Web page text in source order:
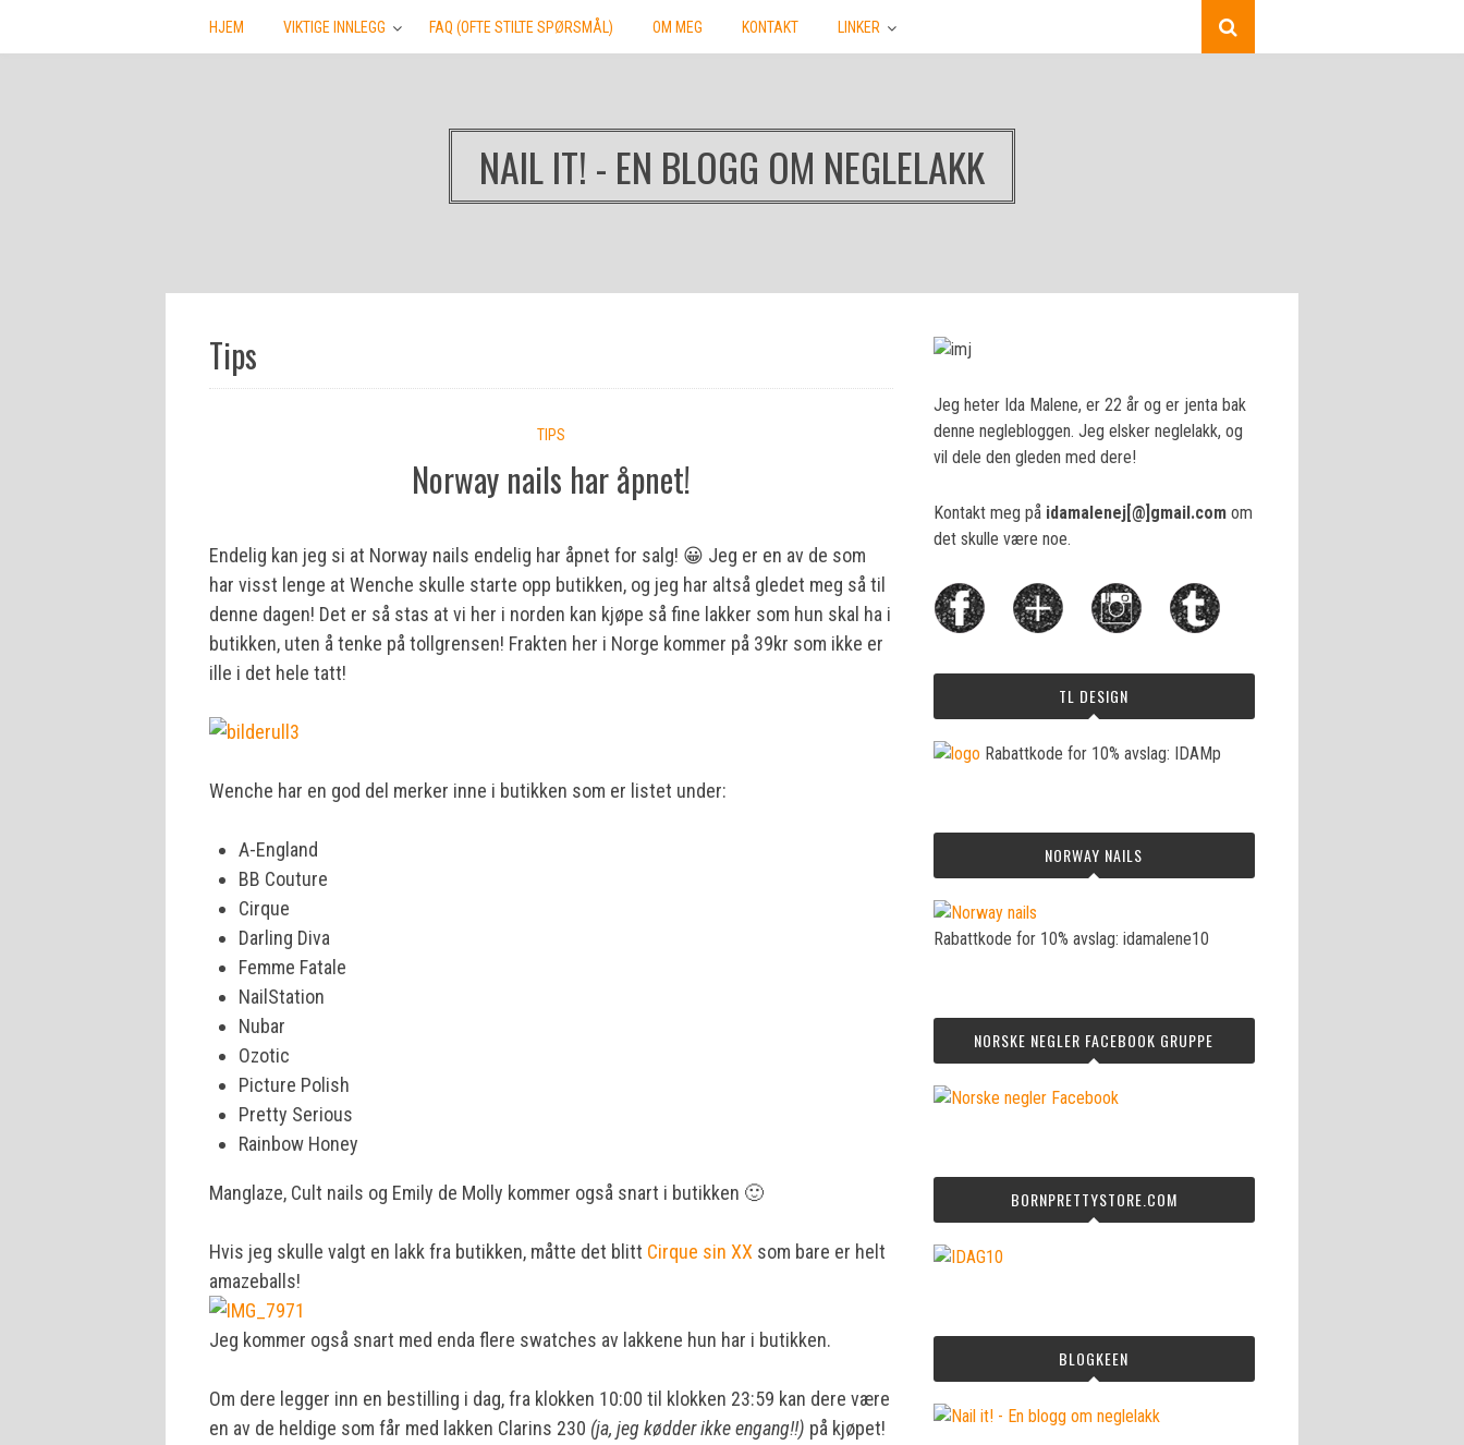
HJEM VIKTIGE INNLEGG FAQ (OFTE STILTE SPØRSMÅL) OM MEG KONTAKT LINKER
NAIL IT! - EN BLOGG OM NEGLELAKK
Tips
TIPS
Norway nails har åpnet!
Endelig kan jeg si at Norway nails endelig har åpnet for salg! 😀 Jeg er en av de som
har visst lenge at Wenche skulle starte opp butikken, og jeg har altså gledet meg så til
denne dagen! Det er så stas at vi her i norden kan kjøpe så fine lakker som hun skal ha i
butikken, uten å tenke på tollgrensen! Frakten her i Norge kommer på 39kr som ikke er
ille i det hele tatt!
Wenche har en god del merker inne i butikken som er listet under:
A-England
BB Couture
Cirque
Darling Diva
Femme Fatale
NailStation
Nubar
Ozotic
Picture Polish
Pretty Serious
Rainbow Honey
Manglaze, Cult nails og Emily de Molly kommer også snart i butikken 🙂
Hvis jeg skulle valgt en lakk fra butikken, måtte det blitt Cirque sin XX som bare er helt
amazeballs!
Jeg kommer også snart med enda flere swatches av lakkene hun har i butikken.
Om dere legger inn en bestilling i dag, fra klokken 10:00 til klokken 23:59 kan dere være
en av de heldige som får med lakken Clarins 230 (ja, jeg kødder ikke engang!!) på kjøpet!
Jeg heter Ida Malene, er 22 år og er jenta bak
denne neglebloggen. Jeg elsker neglelakk, og
vil dele den gleden med dere!
Kontakt meg på idamalenej[@]gmail.comom
det skulle være noe.
TL DESIGN
Rabattkode for 10% avslag: IDAMp
NORWAY NAILS
Rabattkode for 10% avslag: idamalene10
NORSKE NEGLER FACEBOOK GRUPPE
BORNPRETTYSTORE.COM
BLOGKEEN